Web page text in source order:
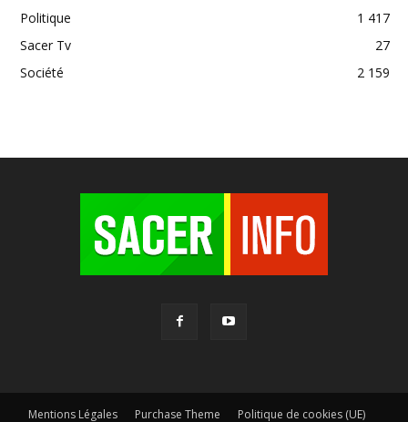
Politique
1 417
Sacer Tv
27
Société
2 159
Mentions Légales Purchase Theme Politique de cookies (UE)